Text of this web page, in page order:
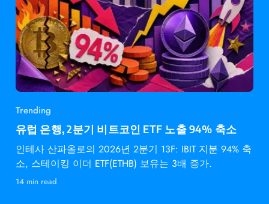
Trending
유럽 은행, 2분기 비트코인 ETF 노출 94% 축소
인테사 산파올로의 2026년 2분기 13F: IBIT 지분 94% 축
소, 스테이킹 이더 ETF(ETHB) 보유는 3배 증가.
14 min read